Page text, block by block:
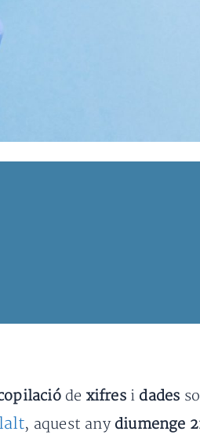
de xifres i dades
, aquest any diumenge